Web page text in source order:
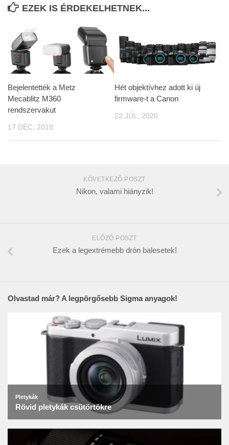
EZEK IS ÉRDEKELHETNEK...
Bejelentették a Metz
Mecablitz M360
rendszervakut
17 DEC, 2018
Hét objektívhez adott ki új
firmware-t a Canon
22 JÚL, 2020
KÖVETKEZŐ POSZT
Nikon, valami hiányzik!
ELŐZŐ POSZT
Ezek a legextrémebb drón balesetek!
Olvastad már? A legpörgősebb Sigma anyagok!